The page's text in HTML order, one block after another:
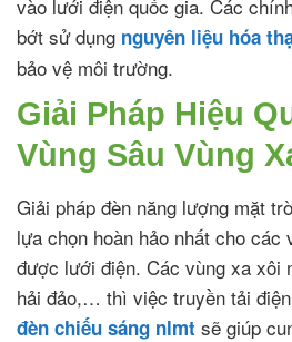
vào lưới điện quốc gia. Các
bớt sử dụng nguyên liệu hóa
bảo vệ môi trường.
Giải Pháp Hiệu
Vùng Sâu Vùng
Giải pháp đèn năng lượng mặt
lựa chọn hoàn hảo nhất cho các
được lưới điện. Các vùng xa xôi
hải đảo,… thì việc truyền tải
đèn chiếu sáng nlmt sẽ giúp